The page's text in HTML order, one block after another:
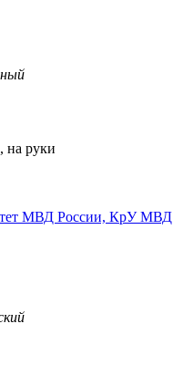
на руки
МВД России, КрУ МВД